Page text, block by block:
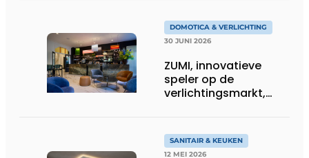
sfeervolle verlichting
DOMOTICA & VERLICHTING
30 JUNI 2026
ZUMI, innovatieve
speler op de
verlichtingsmarkt,
SANITAIR & KEUKEN
12 MEI 2026